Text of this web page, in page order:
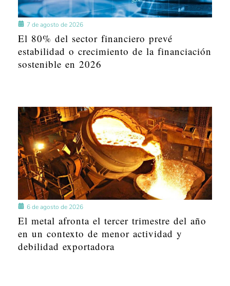
7 de agosto de 2026
El 80% del sector financiero prevé
estabilidad o crecimiento de la financiación
sostenible en 2026
6 de agosto de 2026
El metal afronta el tercer trimestre del año
en un contexto de menor actividad y
debilidad exportadora